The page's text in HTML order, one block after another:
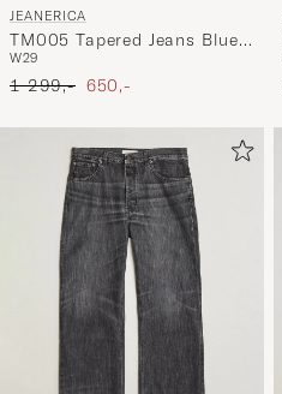
JEANERICA
TM005 Tapered Jeans Blue
Raw
W29
Ordinary pris
1 299,- Nedsat pris
650,-